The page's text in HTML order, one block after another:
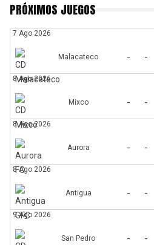
PRÓXIMOS JUEGOS
7 Ago 2026
Malacateco - -
8 Ago 2026
Mixco - -
8 Ago 2026
Aurora - -
8 Ago 2026
Antigua - -
9 Ago 2026
San Pedro - -